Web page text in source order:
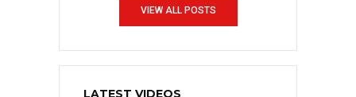
VIEW ALL POSTS